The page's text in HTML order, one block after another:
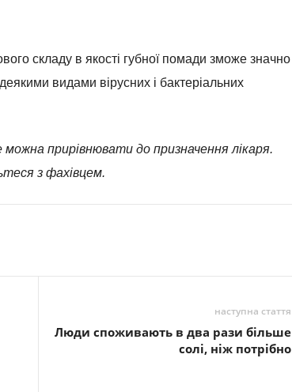
складу в якості губної помади зможе значно
видами вірусних і бактеріальних
прирівнювати до призначення лікаря.
з фахівцем.
наступна стаття
Люди споживають в два рази більше
солі, ніж потрібно